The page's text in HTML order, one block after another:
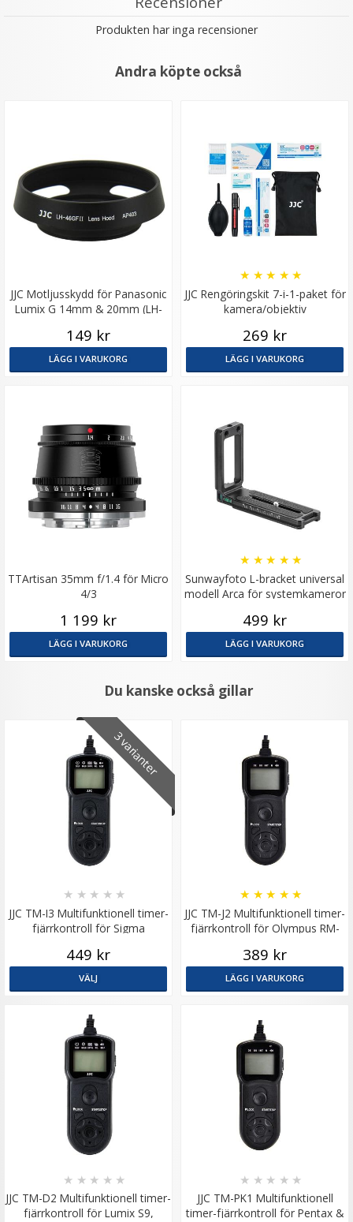
Produkten har inga recensioner
Andra köpte också
JJC Motljusskydd för Panasonic
Lumix G 14mm & 20mm (LH-
149 kr
LÄGG I VARUKORG
JJC Rengöringskit 7-i-1-paket för
kamera/objektiv
★ ★ ★ ★ ★
269 kr
LÄGG I VARUKORG
TTArtisan 35mm f/1.4 för Micro
4/3
1 199 kr
LÄGG I VARUKORG
Sunwayfoto L-bracket universal
modell Arca för systemkameror
★ ★ ★ ★ ★
499 kr
LÄGG I VARUKORG
Du kanske också gillar
3 varianter
JJC TM-I3 Multifunktionell timer-
fjärrkontroll för Sigma
★ ★ ★ ★ ★
449 kr
VÄLJ
JJC TM-J2 Multifunktionell timer-
fjärrkontroll för Olympus RM-
★ ★ ★ ★ ★
389 kr
LÄGG I VARUKORG
JJC TM-D2 Multifunktionell timer-
fjärrkontroll för Lumix S9,
★ ★ ★ ★ ★
JJC TM-PK1 Multifunktionell
timer-fjärrkontroll för Pentax &
★ ★ ★ ★ ★